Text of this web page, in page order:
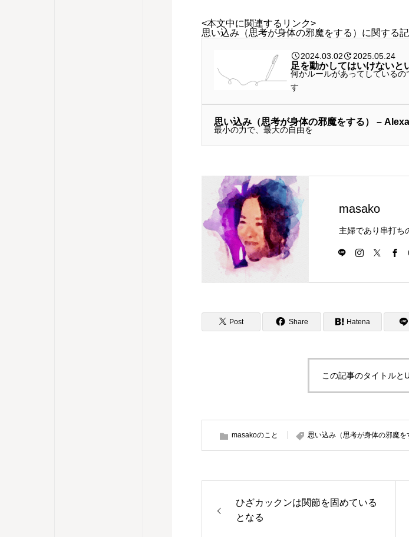
<本文中に関連するリンク>
思い込み（思考が身体の邪魔をする）に関する
2024.03.02 2025.05.24
足を動かしてはいけないと
何かルールがあってしている
す
思い込み（思考が身体の邪魔をする） –
最小の力で、最大の自由を
masako
Post Share Hatena
この記事のタイトルと
masakoのこと 思い込み（思考が身体の邪魔を
ひざカックンは関節を固めている
となる